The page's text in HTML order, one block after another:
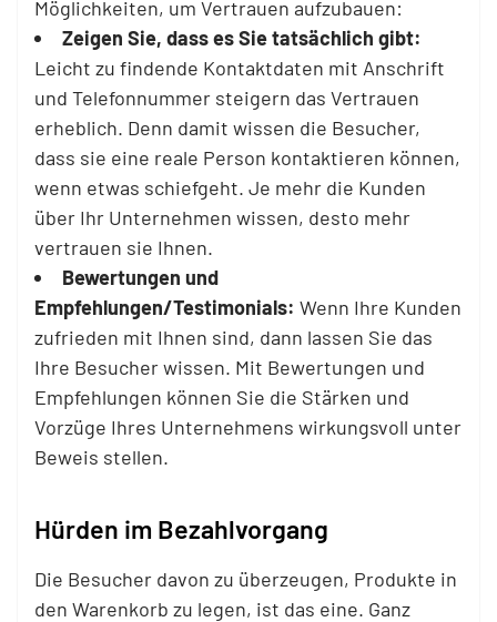
Möglichkeiten, um Vertrauen aufzubauen:
Zeigen Sie, dass es Sie tatsächlich gibt:
Leicht zu findende Kontaktdaten mit Anschrift
und Telefonnummer steigern das Vertrauen
erheblich. Denn damit wissen die Besucher,
dass sie eine reale Person kontaktieren können,
wenn etwas schiefgeht. Je mehr die Kunden
über Ihr Unternehmen wissen, desto mehr
vertrauen sie Ihnen.
Bewertungen und
Empfehlungen/Testimonials: Wenn Ihre Kunden
zufrieden mit Ihnen sind, dann lassen Sie das
Ihre Besucher wissen. Mit Bewertungen und
Empfehlungen können Sie die Stärken und
Vorzüge Ihres Unternehmens wirkungsvoll unter
Beweis stellen.
Hürden im Bezahlvorgang
Die Besucher davon zu überzeugen, Produkte in
den Warenkorb zu legen, ist das eine. Ganz